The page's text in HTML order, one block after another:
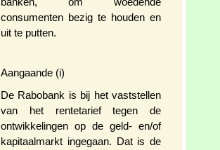
banken, om woedende
consumenten bezig te houden en
uit te putten.
Aangaande (i)
De Rabobank is bij het vaststellen
van het rentetarief tegen de
ontwikkelingen op de geld- en/of
kapitaalmarkt ingegaan. Dat is de